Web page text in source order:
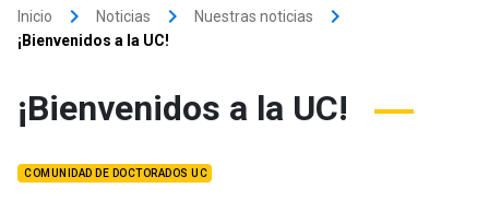
Inicio keyboard_arrow_right Noticias keyboard_arrow_right Nuestras noticias keyboard_arrow_right
¡Bienvenidos a la UC!
¡Bienvenidos a la UC!
COMUNIDAD DE DOCTORADOS UC